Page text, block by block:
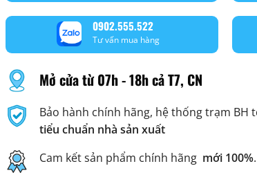
0902.555.522
Tư vấn mua hàng
Mở cửa từ 07h - 18h cả T7, CN
Bảo hành chính hãng, hệ thống trạm BH
tiểu chuẩn nhà sản xuất
Cam kết sản phẩm chính hãng mới 100%.